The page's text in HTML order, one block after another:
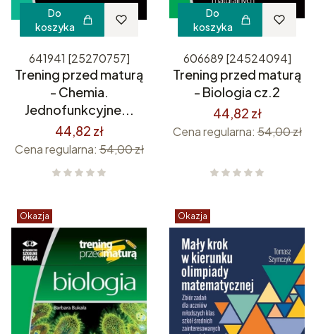
Do
koszyka
641941 [25270757]
Trening przed maturą
- Chemia.
Jednofunkcyjne...
44,82 zł
Cena regularna: 54,00 zł
Do
koszyka
606689 [24524094]
Trening przed maturą
- Biologia cz.2
44,82 zł
Cena regularna: 54,00 zł
Okazja Okazja